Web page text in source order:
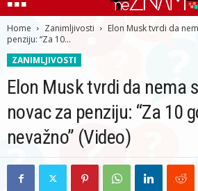
Home Zanimljivosti
Elon Musk tvrdi da
penziju: “Za 10...
ZANIMLJIVOSTI
Elon Musk tvrdi da nema
novac za penziju: “Za 10
nevažno” (Video)